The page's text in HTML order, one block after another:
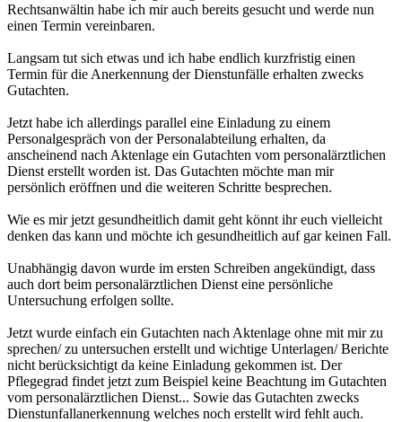
Rechtsanwältin habe ich mir auch bereits gesucht und werde nun
einen Termin vereinbaren.
Langsam tut sich etwas und ich habe endlich kurzfristig einen
Termin für die Anerkennung der Dienstunfälle erhalten zwecks
Gutachten.
Jetzt habe ich allerdings parallel eine Einladung zu einem
Personalgespräch von der Personalabteilung erhalten, da
anscheinend nach Aktenlage ein Gutachten vom personalärztlichen
Dienst erstellt worden ist. Das Gutachten möchte man mir
persönlich eröffnen und die weiteren Schritte besprechen.
Wie es mir jetzt gesundheitlich damit geht könnt ihr euch vielleicht
denken das kann und möchte ich gesundheitlich auf gar keinen Fall.
Unabhängig davon wurde im ersten Schreiben angekündigt, dass
auch dort beim personalärztlichen Dienst eine persönliche
Untersuchung erfolgen sollte.
Jetzt wurde einfach ein Gutachten nach Aktenlage ohne mit mir zu
sprechen/ zu untersuchen erstellt und wichtige Unterlagen/ Berichte
nicht berücksichtigt da keine Einladung gekommen ist. Der
Pflegegrad findet jetzt zum Beispiel keine Beachtung im Gutachten
vom personalärztlichen Dienst... Sowie das Gutachten zwecks
Dienstunfallanerkennung welches noch erstellt wird fehlt auch.